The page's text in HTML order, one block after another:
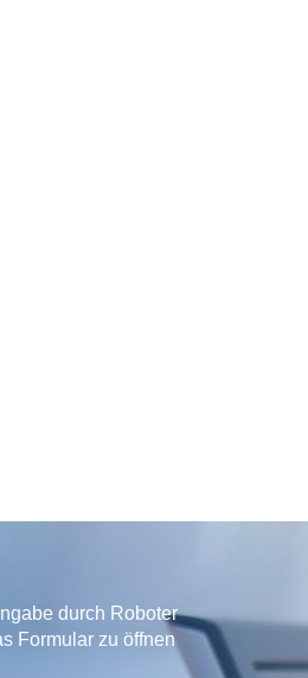
durch Roboter
Formular zu öffnen